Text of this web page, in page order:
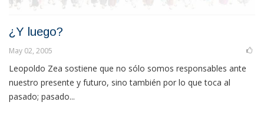
¿Y luego?
May 02, 2005
Leopoldo Zea sostiene que no sólo somos responsables ante
nuestro presente y futuro, sino también por lo que toca al
pasado; pasado...